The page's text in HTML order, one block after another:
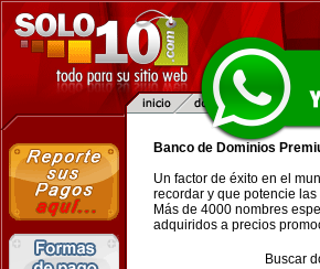
Banco de Dominios
Un factor de éxito en el
recordar y que potencie
Más de 4000 nombres
adquiridos a precios
Buscar